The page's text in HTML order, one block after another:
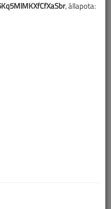
váltanak ki
, állapota: